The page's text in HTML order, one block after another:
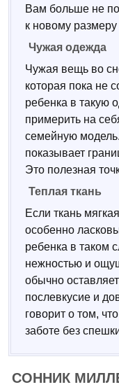
Вам больше не
к новому
Чужая одежда
Чужая вещь во
которая пока не
ребенка в такую
примерить на
семейную
показывает
Это полезная
Теплая ткань
Если ткань
особенно
ребенка в таком
нежностью и
обычно
послевкусие и
говорит о том,
заботе без
СОННИК